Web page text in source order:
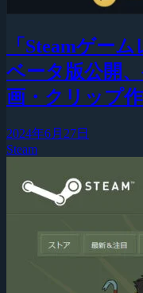
「Steamゲー
ベータ版公開
画・クリップ
2024年6月27日
Steam